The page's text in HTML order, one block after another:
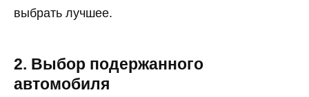
выбрать лучшее.
2. Выбор подержанного
автомобиля